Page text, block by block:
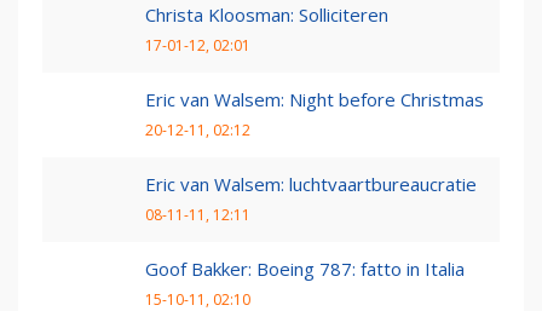
Christa Kloosman: Solliciteren
17-01-12, 02:01
Eric van Walsem: Night before Christmas
20-12-11, 02:12
Eric van Walsem: luchtvaartbureaucratie
08-11-11, 12:11
Goof Bakker: Boeing 787: fatto in Italia
15-10-11, 02:10